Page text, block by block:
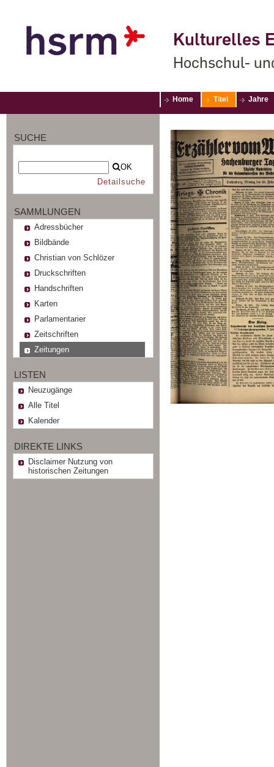
Kulturelles
Hochschul-
Home Titel Jahre
SUCHE
OK
Detailsuche
SAMMLUNGEN
Adressbücher
Bildbände
Christian von Schlözer
Druckschriften
Handschriften
Karten
Parlamentarier
Zeitschriften
Zeitungen
LISTEN
Neuzugänge
Alle Titel
Kalender
DIREKTE LINKS
Disclaimer Nutzung von
historischen Zeitungen